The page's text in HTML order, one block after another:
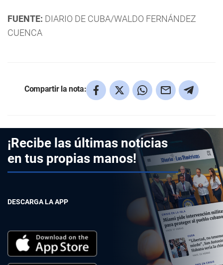
FUENTE: DIARIO DE CUBA/WALDO FERNÁNDEZ
CUENCA
Compartir la nota:
¡Recibe las últimas noticias
en tus propias manos!
DESCARGA LA APP